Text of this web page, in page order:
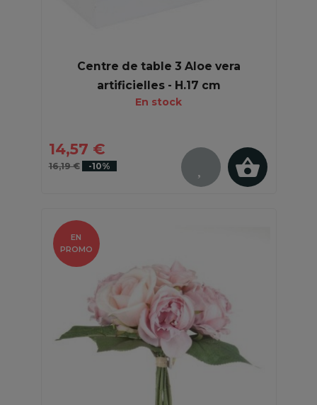
Centre de table 3 Aloe vera
artificielles - H.17 cm
En stock
14,57 €
16,19 € -10%
EN
PROMO